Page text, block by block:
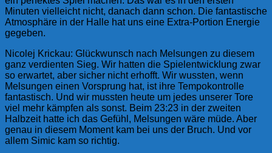
Minuten vielleicht nicht, danach dann schon. Die fantastische
Atmosphäre in der Halle hat uns eine Extra-Portion Energie
gegeben.
Nicolej Krickau: Glückwunsch nach Melsungen zu diesem
ganz verdienten Sieg. Wir hatten die Spielentwicklung zwar
so erwartet, aber sicher nicht erhofft. Wir wussten, wenn
Melsungen einen Vorsprung hat, ist ihre Tempokontrolle
fantastisch. Und wir mussten heute um jedes unserer Tore
viel mehr kämpfen als sonst. Beim 23:23 in der zweiten
Halbzeit hatte ich das Gefühl, Melsungen wäre müde. Aber
genau in diesem Moment kam bei uns der Bruch. Und vor
allem Simic kam so richtig.